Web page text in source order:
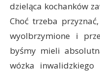
dzieląca kochanków
Choć trzeba
wyolbrzymione i
byśmy mieli
wózka